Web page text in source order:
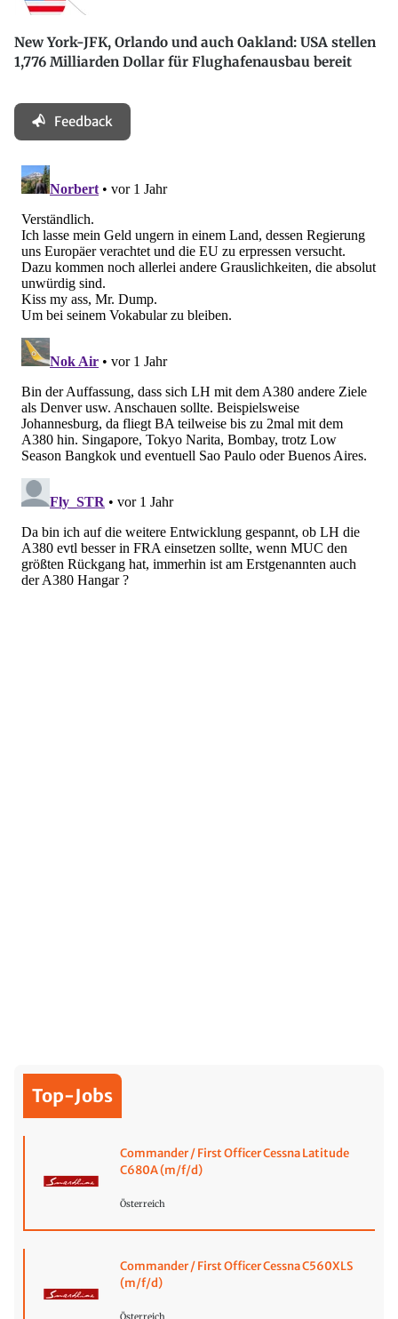
New York-JFK, Orlando und auch Oakland: USA stellen
1,776 Milliarden Dollar für Flughafenausbau bereit
Feedback
Top-Jobs
Commander / First Officer Cessna Latitude
C680A (m/f/d)
Österreich
Commander / First Officer Cessna C560XLS
(m/f/d)
Österreich